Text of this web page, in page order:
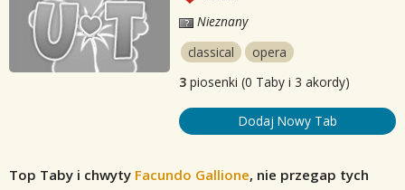
Nieznany
classical
opera
3 piosenki (0 Taby i 3 akordy)
Dodaj Nowy Tab
Top Taby i chwyty Facundo Gallione, nie przegap tych